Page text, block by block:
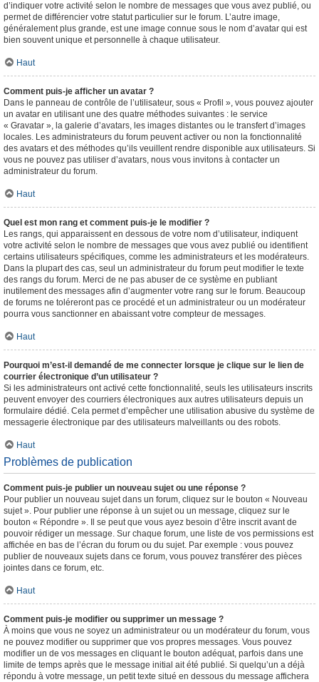
d’indiquer votre activité selon le nombre de messages que vous avez publié, ou
permet de différencier votre statut particulier sur le forum. L’autre image,
généralement plus grande, est une image connue sous le nom d’avatar qui est
bien souvent unique et personnelle à chaque utilisateur.
Haut
Comment puis-je afficher un avatar ?
Dans le panneau de contrôle de l’utilisateur, sous « Profil », vous pouvez ajouter
un avatar en utilisant une des quatre méthodes suivantes : le service
« Gravatar », la galerie d’avatars, les images distantes ou le transfert d’images
locales. Les administrateurs du forum peuvent activer ou non la fonctionnalité
des avatars et des méthodes qu’ils veuillent rendre disponible aux utilisateurs. Si
vous ne pouvez pas utiliser d’avatars, nous vous invitons à contacter un
administrateur du forum.
Haut
Quel est mon rang et comment puis-je le modifier ?
Les rangs, qui apparaissent en dessous de votre nom d’utilisateur, indiquent
votre activité selon le nombre de messages que vous avez publié ou identifient
certains utilisateurs spécifiques, comme les administrateurs et les modérateurs.
Dans la plupart des cas, seul un administrateur du forum peut modifier le texte
des rangs du forum. Merci de ne pas abuser de ce système en publiant
inutilement des messages afin d’augmenter votre rang sur le forum. Beaucoup
de forums ne toléreront pas ce procédé et un administrateur ou un modérateur
pourra vous sanctionner en abaissant votre compteur de messages.
Haut
Pourquoi m’est-il demandé de me connecter lorsque je clique sur le lien de
courrier électronique d’un utilisateur ?
Si les administrateurs ont activé cette fonctionnalité, seuls les utilisateurs inscrits
peuvent envoyer des courriers électroniques aux autres utilisateurs depuis un
formulaire dédié. Cela permet d’empêcher une utilisation abusive du système de
messagerie électronique par des utilisateurs malveillants ou des robots.
Haut
Problèmes de publication
Comment puis-je publier un nouveau sujet ou une réponse ?
Pour publier un nouveau sujet dans un forum, cliquez sur le bouton « Nouveau
sujet ». Pour publier une réponse à un sujet ou un message, cliquez sur le
bouton « Répondre ». Il se peut que vous ayez besoin d’être inscrit avant de
pouvoir rédiger un message. Sur chaque forum, une liste de vos permissions est
affichée en bas de l’écran du forum ou du sujet. Par exemple : vous pouvez
publier de nouveaux sujets dans ce forum, vous pouvez transférer des pièces
jointes dans ce forum, etc.
Haut
Comment puis-je modifier ou supprimer un message ?
À moins que vous ne soyez un administrateur ou un modérateur du forum, vous
ne pouvez modifier ou supprimer que vos propres messages. Vous pouvez
modifier un de vos messages en cliquant le bouton adéquat, parfois dans une
limite de temps après que le message initial ait été publié. Si quelqu’un a déjà
répondu à votre message, un petit texte situé en dessous du message affichera